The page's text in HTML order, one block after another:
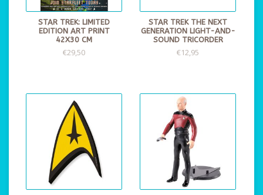
STAR TREK: LIMITED
EDITION ART PRINT
42X30 CM
€29,50
STAR TREK THE NEXT
GENERATION LIGHT-AND-
SOUND TRICORDER
€12,95